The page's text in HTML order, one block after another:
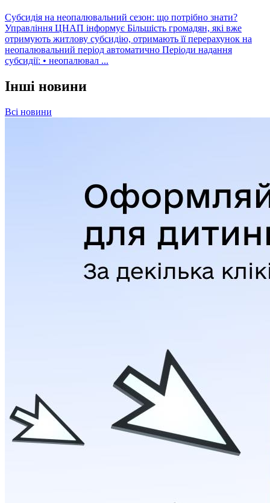
Субсидія на неопалювальний сезон: що потрібно знати?
Управління ЦНАП інформує Більшість громадян, які вже
отримують житлову субсидію, отримають її перерахунок на
неопалювальний період автоматично Періоди надання
субсидії: • неопалювал ...
Інші новини
Всі новини